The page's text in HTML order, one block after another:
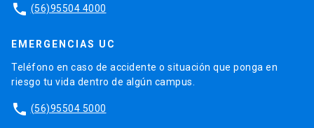
phone (56)95504 4000
EMERGENCIAS UC
Teléfono en caso de accidente o situación que ponga en
riesgo tu vida dentro de algún campus.
phone (56)95504 5000